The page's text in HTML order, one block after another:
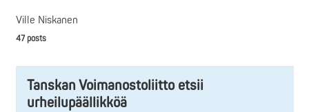
Ville Niskanen
47 posts
Tanskan Voimanostoliitto etsii
urheilupäällikköä